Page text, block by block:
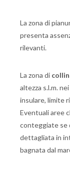
La zona di
presenta
rilevanti.
La zona di
altezza s.l.m.
insulare, limite
Eventuali aree
conteggiate se
dettagliata in
bagnata dal